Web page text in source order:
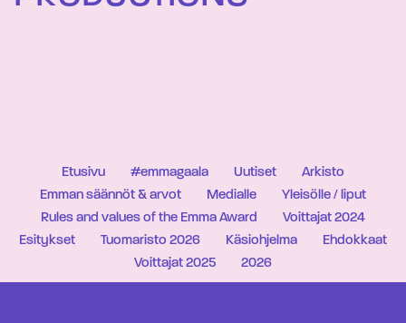
Etusivu #emmagaala Uutiset
Arkisto
Emman säännöt & arvot
Medialle
Yleisölle / liput
Rules and values of the Emma Award
Voittajat 2024
Esitykset
Tuomaristo 2026 Käsiohjelma
Ehdokkaat
Voittajat 2025
2026